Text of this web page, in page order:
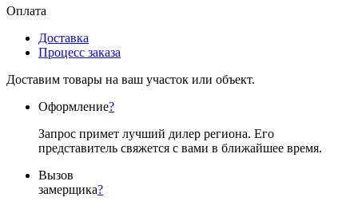
Оплата
Доставка
Процесс заказа
Доставим товары на ваш участок или объект.
Оформление?
Запрос примет лучший дилер региона. Его
представитель свяжется с вами в ближайшее время.
Вызов
замерщика?